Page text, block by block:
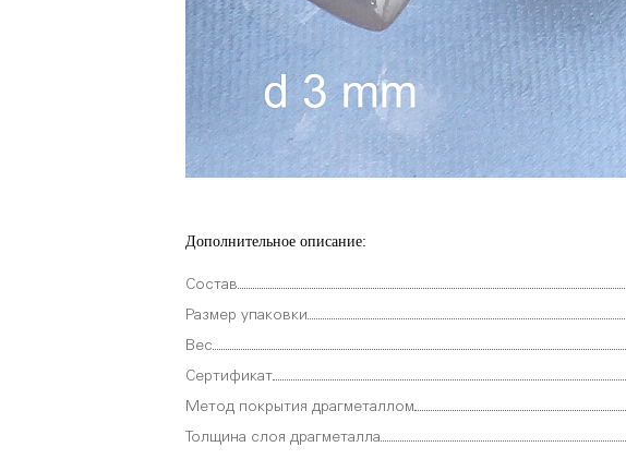
Дополнительное описание:
Состав
Размер упаковки
Вес
Сертификат
Метод покрытия драгметаллом
Толщина слоя драгметалла